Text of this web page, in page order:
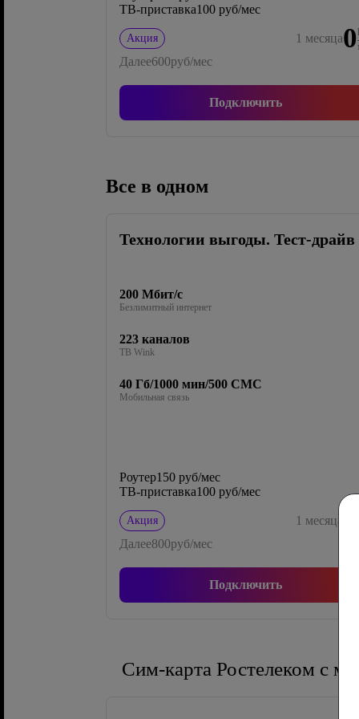
ТВ-приставка100 руб/мес
Акция 1 месяца0
Далее600руб/мес
Подключить
Все в одном
Технологии выгоды. Тест-драйв
200 Мбит/с
Безлимитный интернет
223 каналов
ТВ Wink
40 Гб/1000 мин/500 СМС
Мобильная связь
Роутер150 руб/мес
ТВ-приставка100 руб/мес
Акция 1 месяца
Далее800руб/мес
Подключить
Сим-карта Ростелеком с